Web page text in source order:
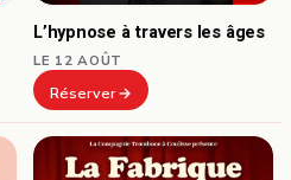
L’hypnose à travers les âges
LE 12 AOÛT
Réserver